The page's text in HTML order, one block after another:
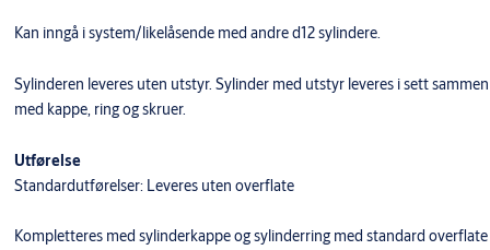
​Kan inngå i system/likelåsende med andre d12 sylindere.
Sylinderen leveres uten utstyr. Sylinder med utstyr leveres i sett sammen
med kappe, ring og skruer.
Utførelse
Standardutførelser: Leveres uten overflate
Kompletteres med sylinderkappe og sylinderring med standard overflate